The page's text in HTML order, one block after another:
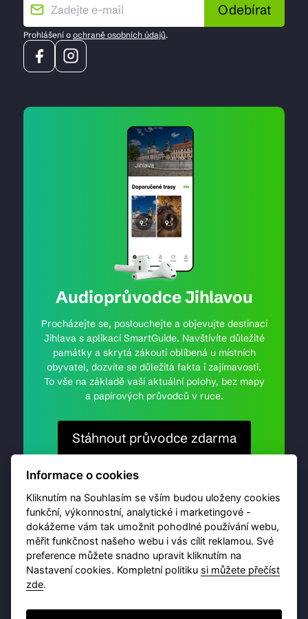
Odebírat
Prohlášení o ochraně osobních údajů.
Audioprůvodce Jihlavou
Procházejte se, poslouchejte a objevujte destinaci
Jihlava s aplikací SmartGuide. Navštívíte důležité
památky a skrytá zákoutí oblíbená u místních
obyvatel, dozvíte se důležitá fakta i zajímavosti.
To vše na základě vaší aktuální polohy, bez mapy
a papírových průvodců v ruce.
Stáhnout průvodce zdarma
© 2026 Destinační portál provozujeBrána Jihlavy,
Informace o cookies
Kliknutím na Souhlasím se vším budou uloženy cookies
funkční, výkonnostní, analytické i marketingové -
dokážeme vám tak umožnit pohodlné používání webu,
měřit funkčnost našeho webu i vás cílit reklamou. Své
preference můžete snadno upravit kliknutím na
Nastavení cookies. Kompletní politiku si můžete přečíst
zde.